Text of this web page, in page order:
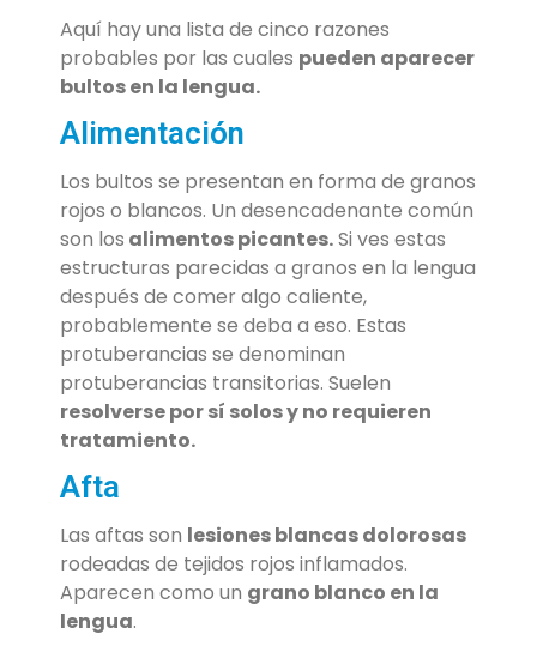
Aquí hay una lista de cinco razones
probables por las cuales pueden aparecer
bultos en la lengua.
Alimentación
Los bultos se presentan en forma de granos
rojos o blancos. Un desencadenante común
son los alimentos picantes.Si ves estas
estructuras parecidas a granos en la lengua
después de comer algo caliente,
probablemente se deba a eso. Estas
protuberancias se denominan
protuberancias transitorias. Suelen
resolverse por sí solos y no requieren
tratamiento.
Afta
Las aftas son lesiones blancas dolorosas
rodeadas de tejidos rojos inflamados.
Aparecen como un grano blanco en la
lengua.